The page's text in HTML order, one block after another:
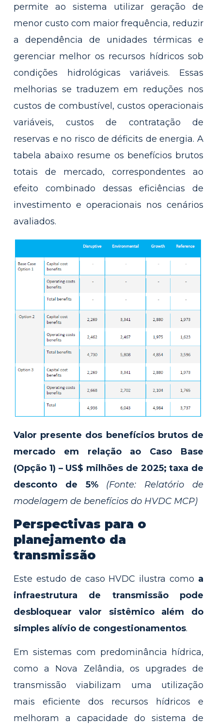
permite ao sistema utilizar geração de
menor custo com maior frequência, reduzir
a dependência de unidades térmicas e
gerenciar melhor os recursos hídricos sob
condições hidrológicas variáveis. Essas
melhorias se traduzem em reduções nos
custos de combustível, custos operacionais
variáveis, custos de contratação de
reservas e no risco de déficits de energia. A
tabela abaixo resume os benefícios brutos
totais de mercado, correspondentes ao
efeito combinado dessas eficiências de
investimento e operacionais nos cenários
avaliados.
Valor presente dos benefícios brutos de
mercado em relação ao Caso Base
(Opção 1) – US$ milhões de 2025; taxa de
desconto de 5%
(Fonte: Relatório de
modelagem de benefícios do HVDC MCP)
Perspectivas para o
planejamento da
transmissão
Este estudo de caso HVDC ilustra como a
infraestrutura de transmissão pode
desbloquear valor sistêmico além do
simples alívio de congestionamentos.
Em sistemas com predominância hídrica,
como a Nova Zelândia, os upgrades de
transmissão viabilizam uma utilização
mais eficiente dos recursos hídricos e
melhoram a capacidade do sistema de